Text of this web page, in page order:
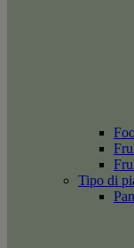
Tipo di